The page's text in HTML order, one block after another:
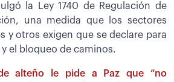
la Ley 1740 de Regulación de
una medida que los sectores
y otros exigen que se declare para
el bloqueo de caminos.
alteño le pide a Paz que “no